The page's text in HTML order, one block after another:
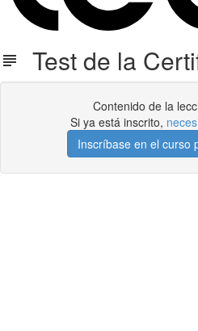
Test de la
Contenido de la
Si ya está inscrito,
Inscríbase en el curso